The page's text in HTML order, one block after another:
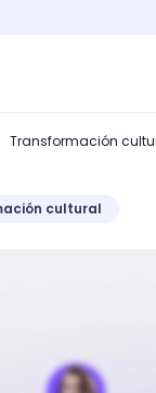
Transformación
cultural